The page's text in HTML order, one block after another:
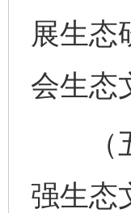
展生态
会生态
（五
强生态